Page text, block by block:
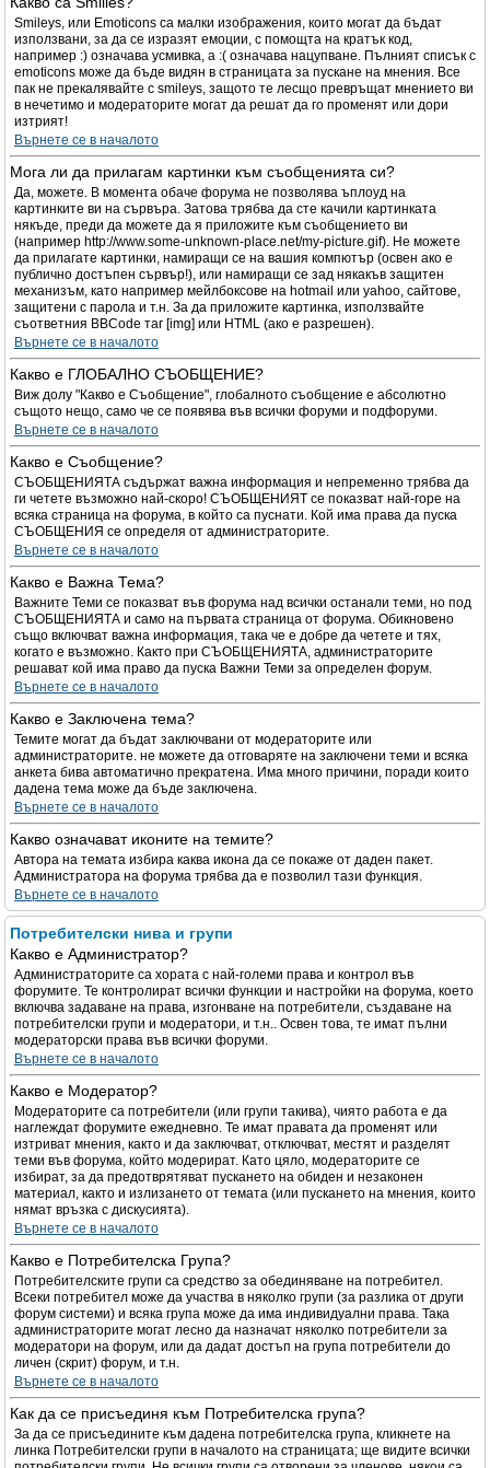
Smileys, или Emoticons са малки изображения, които могат да бъдат
използвани, за да се изразят емоции, с помощта на кратък код,
например :) означава усмивка, а :( означава нацупване. Пълният списък с
emoticons може да бъде видян в страницата за пускане на мнения. Все
пак не прекалявайте с smileys, защото те лесщо превръщат мнението ви
в нечетимо и модераторите могат да решат да го променят или дори
изтрият!
Върнете се в началото
Мога ли да прилагам картинки към съобщенията си?
Да, можете. В момента обаче форума не позволява ъплоуд на
картинките ви на сървъра. Затова трябва да сте качили картинката
някъде, преди да можете да я приложите към съобщението ви
(например http://www.some-unknown-place.net/my-picture.gif). Не можете
да прилагате картинки, намиращи се на вашия компютър (освен ако е
публично достъпен сървър!), или намиращи се зад някакъв защитен
механизъм, като например мейлбоксове на hotmail или yahoo, сайтове,
защитени с парола и т.н. За да приложите картинка, използвайте
съответния BBCode таг [img] или HTML (ако е разрешен).
Върнете се в началото
Какво е ГЛОБАЛНО СЪОБЩЕНИЕ?
Виж долу "Какво е Съобщение", глобалното съобщение е абсолютно
същото нещо, само че се появява във всички форуми и подфоруми.
Върнете се в началото
Какво е Съобщение?
СЪОБЩЕНИЯТА съдържат важна информация и непременно трябва да
ги четете възможно най-скоро! СЪОБЩЕНИЯТ се показват най-горе на
всяка страница на форума, в който са пуснати. Кой има права да пуска
СЪОБЩЕНИЯ се определя от администраторите.
Върнете се в началото
Какво е Важна Тема?
Важните Теми се показват във форума над всички останали теми, но под
СЪОБЩЕНИЯТА и само на първата страница от форума. Обикновено
също включват важна информация, така че е добре да четете и тях,
когато е възможно. Както при СЪОБЩЕНИЯТА, администраторите
решават кой има право да пуска Важни Теми за определен форум.
Върнете се в началото
Какво е Заключена тема?
Темите могат да бъдат заключвани от модераторите или
администраторите. не можете да отговаряте на заключени теми и всяка
анкета бива автоматично прекратена. Има много причини, поради които
дадена тема може да бъде заключена.
Върнете се в началото
Какво означават иконите на темите?
Автора на темата избира каква икона да се покаже от даден пакет.
Администратора на форума трябва да е позволил тази функция.
Върнете се в началото
Потребителски нива и групи
Какво е Администратор?
Администраторите са хората с най-големи права и контрол във
форумите. Те контролират всички функции и настройки на форума, което
включва задаване на права, изгонване на потребители, създаване на
потребителски групи и модератори, и т.н.. Освен това, те имат пълни
модераторски права във всички форуми.
Върнете се в началото
Какво е Модератор?
Модераторите са потребители (или групи такива), чиято работа е да
наглеждат форумите ежедневно. Те имат правата да променят или
изтриват мнения, както и да заключват, отключват, местят и разделят
теми във форума, който модерират. Като цяло, модераторите се
избират, за да предотврятяват пускането на обиден и незаконен
материал, както и излизането от темата (или пускането на мнения, които
нямат връзка с дискусията).
Върнете се в началото
Какво е Потребителска Група?
Потребителските групи са средство за обединяване на потребител.
Всеки потребител може да участва в няколко групи (за разлика от други
форум системи) и всяка група може да има индивидуални права. Така
администраторите могат лесно да назначат няколко потребители за
модератори на форум, или да дадат достъп на група потребители до
личен (скрит) форум, и т.н.
Върнете се в началото
Как да се присъединя към Потребителска група?
За да се присъедините към дадена потребителска група, кликнете на
линка Потребителски групи в началото на страницата; ще видите всички